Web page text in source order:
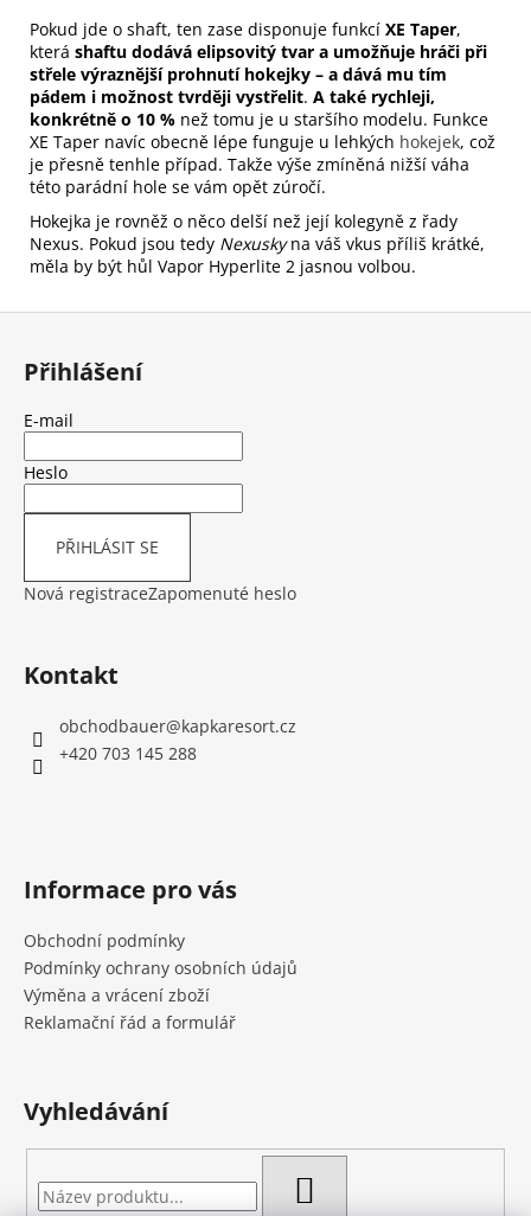
Pokud jde o shaft, ten zase disponuje funkcí XE Taper,
která shaftu dodává elipsovitý tvar a umožňuje hráči při
střele výraznější prohnutí hokejky – a dává mu tím
pádem i možnost tvrději vystřelit. A také rychleji,
konkrétně o 10 % než tomu je u staršího modelu. Funkce
XE Taper navíc obecně lépe funguje u lehkých hokejek, což
je přesně tenhle případ. Takže výše zmíněná nižší váha
této parádní hole se vám opět zúročí.
Hokejka je rovněž o něco delší než její kolegyně z řady
Nexus. Pokud jsou tedy Nexuskyna váš vkus příliš krátké,
měla by být hůl Vapor Hyperlite 2 jasnou volbou.
Přihlášení
E-mail
Heslo
PŘIHLÁSIT SE
Nová registraceZapomenuté heslo
Kontakt
obchodbauer@kapkaresort.cz
+420 703 145 288
Informace pro vás
Obchodní podmínky
Podmínky ochrany osobních údajů
Výměna a vrácení zboží
Reklamační řád a formulář
Vyhledávání